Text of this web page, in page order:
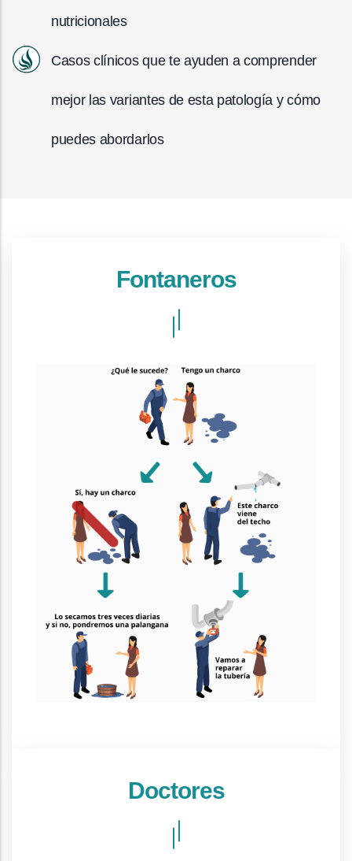
nutricionales
Casos clínicos que te ayuden a comprender
mejor las variantes de esta patología y cómo
puedes abordarlos
Fontaneros
Doctores